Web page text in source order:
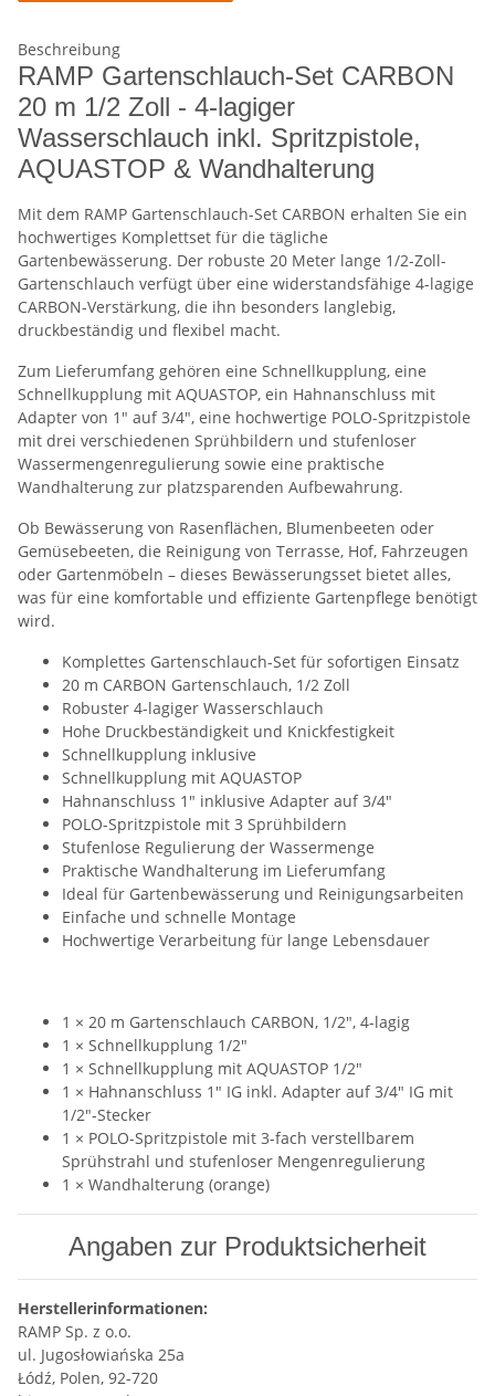
Beschreibung
RAMP Gartenschlauch-Set CARBON
20 m 1/2 Zoll - 4-lagiger
Wasserschlauch inkl. Spritzpistole,
AQUASTOP & Wandhalterung
Mit dem RAMP Gartenschlauch-Set CARBON erhalten Sie ein
hochwertiges Komplettset für die tägliche
Gartenbewässerung. Der robuste 20 Meter lange 1/2-Zoll-
Gartenschlauch verfügt über eine widerstandsfähige 4-lagige
CARBON-Verstärkung, die ihn besonders langlebig,
druckbeständig und flexibel macht.
Zum Lieferumfang gehören eine Schnellkupplung, eine
Schnellkupplung mit AQUASTOP, ein Hahnanschluss mit
Adapter von 1" auf 3/4", eine hochwertige POLO-Spritzpistole
mit drei verschiedenen Sprühbildern und stufenloser
Wassermengenregulierung sowie eine praktische
Wandhalterung zur platzsparenden Aufbewahrung.
Ob Bewässerung von Rasenflächen, Blumenbeeten oder
Gemüsebeeten, die Reinigung von Terrasse, Hof, Fahrzeugen
oder Gartenmöbeln – dieses Bewässerungsset bietet alles,
was für eine komfortable und effiziente Gartenpflege benötigt
wird.
Komplettes Gartenschlauch-Set für sofortigen Einsatz
20 m CARBON Gartenschlauch, 1/2 Zoll
Robuster 4-lagiger Wasserschlauch
Hohe Druckbeständigkeit und Knickfestigkeit
Schnellkupplung inklusive
Schnellkupplung mit AQUASTOP
Hahnanschluss 1" inklusive Adapter auf 3/4"
POLO-Spritzpistole mit 3 Sprühbildern
Stufenlose Regulierung der Wassermenge
Praktische Wandhalterung im Lieferumfang
Ideal für Gartenbewässerung und Reinigungsarbeiten
Einfache und schnelle Montage
Hochwertige Verarbeitung für lange Lebensdauer
1 × 20 m Gartenschlauch CARBON, 1/2", 4-lagig
1 × Schnellkupplung 1/2"
1 × Schnellkupplung mit AQUASTOP 1/2"
1 × Hahnanschluss 1" IG inkl. Adapter auf 3/4" IG mit
1/2"-Stecker
1 × POLO-Spritzpistole mit 3-fach verstellbarem
Sprühstrahl und stufenloser Mengenregulierung
1 × Wandhalterung (orange)
Angaben zur Produktsicherheit
Herstellerinformationen:
RAMP Sp. z o.o.
ul. Jugosłowiańska 25a
Łódź, Polen, 92-720